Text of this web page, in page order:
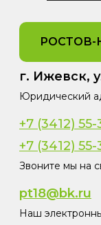
г. Ижевск,
Юридический
+7 (3412)
+7 (3412)
Звоните мы на
pt18@bk.ru
Наш